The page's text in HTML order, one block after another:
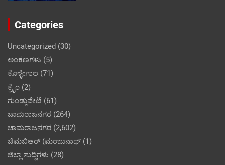
Categories
Uncategorized (30)
ಅಂಕಣಗಳು (5)
ಕೊಳ್ಳೇಗಾಲ (71)
ಕ್ರೈಂ (2)
ಗುಂಡ್ಲುಪೇಟೆ (61)
ಚಾಮರಾಜನಗರ (264)
ಚಾಮರಾಜನಗರ (2,602)
ಚಿಮಬಿಆರ್ (ಮಂಜುನಾಥ್ (1)
ಜಿಲ್ಲಾ ಸುದ್ದಿಗಳು (28)